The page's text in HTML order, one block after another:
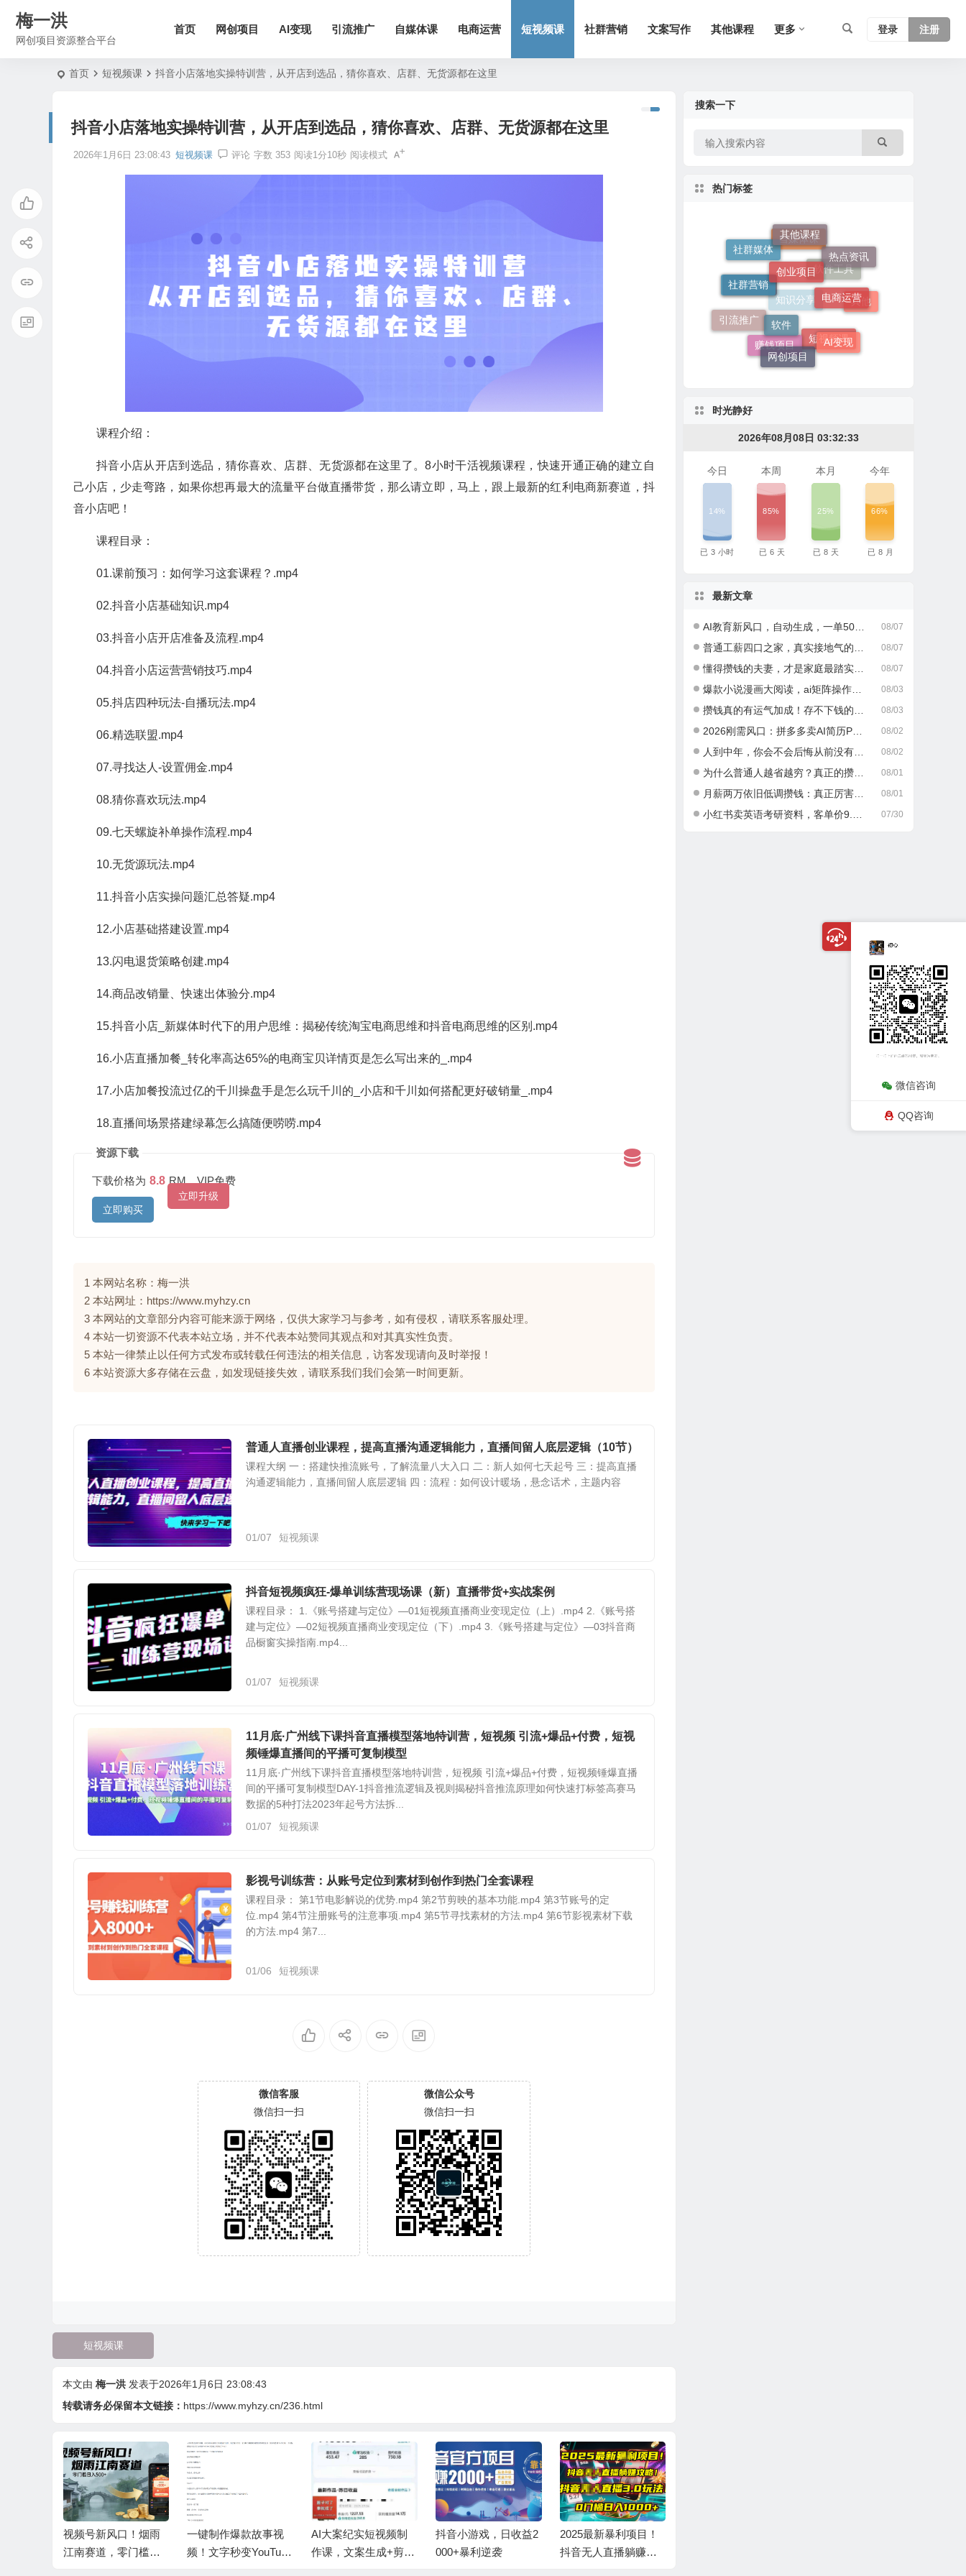
梅一洪
网创项目资源整合平台
首页 网创项目 AI变现 引流推广 自媒体课 电商运营 短视频课 社群营销 文案写作 其他课程 更多 登录 注册
首页 短视频课 抖音小店落地实操特训营，从开店到选品，猜你喜欢、店群、无货源都在这里
抖音小店落地实操特训营，从开店到选品，猜你喜欢、店群、无货源都在这里
2026年1月6日 23:08:43 短视频课 评论 字数 353 阅读1分10秒 阅读模式
课程介绍：
抖音小店从开店到选品，猜你喜欢、店群、无货源都在这里了。8小时干活视频课程，快速开通正确的建立自
己小店，少走弯路，如果你想再最大的流量平台做直播带货，那么请立即，马上，跟上最新的红利电商新赛道，抖
音小店吧！
课程目录：
01.课前预习：如何学习这套课程？.mp4
02.抖音小店基础知识.mp4
03.抖音小店开店准备及流程.mp4
04.抖音小店运营营销技巧.mp4
05.抖店四种玩法-自播玩法.mp4
06.精选联盟.mp4
07.寻找达人-设置佣金.mp4
08.猜你喜欢玩法.mp4
09.七天螺旋补单操作流程.mp4
10.无货源玩法.mp4
11.抖音小店实操问题汇总答疑.mp4
12.小店基础搭建设置.mp4
13.闪电退货策略创建.mp4
14.商品改销量、快速出体验分.mp4
15.抖音小店_新媒体时代下的用户思维：揭秘传统淘宝电商思维和抖音电商思维的区别.mp4
16.小店直播加餐_转化率高达65%的电商宝贝详情页是怎么写出来的_.mp4
17.小店加餐投流过亿的千川操盘手是怎么玩千川的_小店和千川如何搭配更好破销量_.mp4
18.直播间场景搭建绿幕怎么搞随便唠唠.mp4
资源下载
下载价格为 8.8 RM，VIP免费
立即升级
立即购买
1 本网站名称：梅一洪
2 本站网址：https://www.myhzy.cn
3 本网站的文章部分内容可能来源于网络，仅供大家学习与参考，如有侵权，请联系客服处理。
4 本站一切资源不代表本站立场，并不代表本站赞同其观点和对其真实性负责。
5 本站一律禁止以任何方式发布或转载任何违法的相关信息，访客发现请向及时举报！
6 本站资源大多存储在云盘，如发现链接失效，请联系我们我们会第一时间更新。
普通人直播创业课程，提高直播沟通逻辑能力，直播间留人底层逻辑（10节）
课程大纲 一：搭建快推流账号，了解流量八大入口 二：新人如何七天起号 三：提高直播
沟通逻辑能力，直播间留人底层逻辑 四：流程：如何设计暖场，悬念话术，主题内容
01/07 短视频课
抖音短视频疯狂-爆单训练营现场课（新）直播带货+实战案例
课程目录： 1.《账号搭建与定位》—01短视频直播商业变现定位（上）.mp4 2.《账号搭
建与定位》—02短视频直播商业变现定位（下）.mp4 3.《账号搭建与定位》—03抖音商
品橱窗实操指南.mp4...
01/07 短视频课
11月底·广州线下课抖音直播模型落地特训营，短视频 引流+爆品+付费，短视
频锤爆直播间的平播可复制模型
11月底·广州线下课抖音直播模型落地特训营，短视频 引流+爆品+付费，短视频锤爆直播
间的平播可复制模型DAY-1抖音推流逻辑及视则揭秘抖音推流原理如何快速打标签高赛马
数据的5种打法2023年起号方法拆...
01/07
短视频课
影视号训练营：从账号定位到素材到创作到热门全套课程
课程目录： 第1节电影解说的优势.mp4 第2节剪映的基本功能.mp4 第3节账号的定
位.mp4 第4节注册账号的注意事项.mp4 第5节寻找素材的方法.mp4 第6节影视素材下载
的方法.mp4 第7...
01/06 短视频课
微信客服
微信扫一扫
微信公众号
微信扫一扫
短视频课
本文由 梅一洪 发表于2026年1月6日 23:08:43
转载请务必保留本文链接： https://www.myhzy.cn/236.html
一键制作爆款故事视
频！文字秒变YouTube
AI大案纪实短视频制
作课，文案生成+剪辑
抖音小游戏，日收益2
000+暴利逆袭
2025最新暴利项目！
抖音无人直播躺赚攻
短视频 IP实战课，独
创一键复制学习秘
搜索一下
热门标签
自媒体课
软件工具
知识分享
文案写作
社群媒体
其他课程
热点资讯
其他
短视频课
赚钱项目
引流推广
社群营销
创业项目
电商运营
网创项目
软件
时光静好
2026年08月08日 03:32:34
今日
14%
已 3 小时
本周
85%
已 6 天
本月
25%
已 8 天
今年
66%
已 8 月
最新文章
08/07
AI教育新风口，自动生成，一单500+，月入2W+!
08/07
普通工薪四口之家，真实接地气的攒钱日常
08/07
懂得攒钱的夫妻，才是家庭最踏实的底气
08/03
爆款小说漫画大阅读，ai矩阵操作，当天可见收益，号称日入400+
08/03
攒钱真的有运气加成！存不下钱的人，大多栽在这一点
08/02
2026刚需风口：拼多多卖AI简历PPT，可矩阵放大，小白也能干，日入700+！
08/02
人到中年，你会不会后悔从前没有好好攒钱？
08/01
为什么普通人越省越穷？真正的攒钱逻辑很多人都搞错了
08/01
月薪两万依旧低调攒钱：真正厉害的成年人，从不乱消费
07/30
小红书卖英语考研资料，客单价9.9，250天卖了16w!
微信咨询
QQ咨询